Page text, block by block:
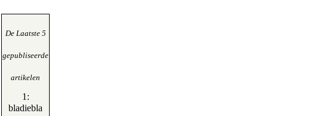
De Laatste 5
gepubliseerde
artikelen
1 :
bladiebla